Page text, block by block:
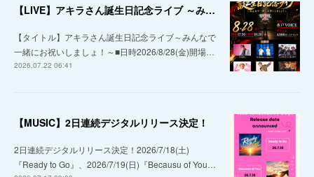
【LIVE】アキラさん誕生日記念ライブ ～みんなで一緒にお祝いしましょ！～
【タイトル】アキラさん誕生日記念ライブ～みんなで
一緒にお祝いしましょ！～■日時2026/8/28(金)開場…
2026.07.22 06:41
【MUSIC】2日連続デジタルリリース決定！
2日連続デジタルリリース決定！2026/7/18(土)
『Ready to Go』、2026/7/19(日)『Becausu of You…